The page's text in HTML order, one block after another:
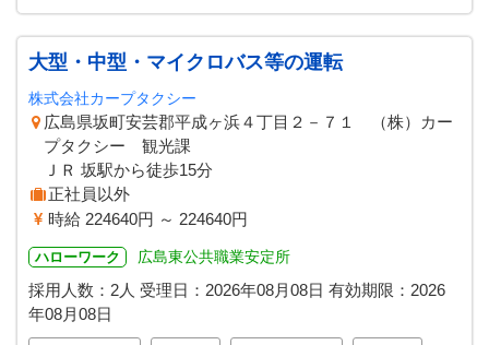
大型・中型・マイクロバス等の運転
株式会社カープタクシー
広島県坂町安芸郡平成ヶ浜４丁目２－７１ （株）カー
プタクシー 観光課
ＪＲ 坂駅から徒歩15分
正社員以外
時給 224640円 ～ 224640円
ハローワーク 広島東公共職業安定所
採用人数：2人 受理日： 2026年08月08日 有効期限： 2026
年08月08日